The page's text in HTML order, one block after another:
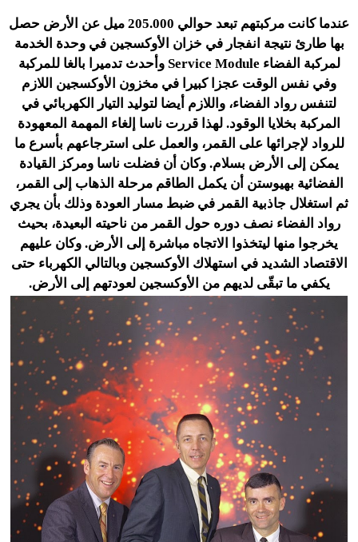
عندما كانت مركبتهم تبعد حوالي 205.000 ميل عن الأرض حصل
بها طارئ نتيجة انفجار في خزان الأوكسجين في وحدة الخدمة
لمركبة الفضاء Service Module وأحدث تدميرا بالغا للمركبة
وفي نفس الوقت عجزا كبيرا في مخزون الأوكسجين اللازم
لتنفس رواد الفضاء، واللازم أيضا لتوليد التيار الكهربائي في
المركبة بخلايا الوقود. لهذا قررت ناسا إلغاء المهمة المعهودة
للرواد لإجرائها على القمر، والعمل على استرجاعهم بأسرع ما
يمكن إلى الأرض بسلام. وكان أن فضلت ناسا ومركز القيادة
الفضائية بهيوستن أن يكمل الطاقم مرحلة الذهاب إلى القمر،
ثم استغلال جاذبية القمر في ضبط مسار العودة وذلك بأن يجري
رواد الفضاء نصف دوره حول القمر من ناحيته البعيدة، بحيث
يخرجوا منها ليتخذوا الاتجاه مباشرة إلى الأرض. وكان عليهم
الاقتصاد الشديد في استهلاك الأوكسجين وبالتالي الكهرباء حتى
يكفي ما تبقّى لديهم من الأوكسجين لعودتهم إلى الأرض.